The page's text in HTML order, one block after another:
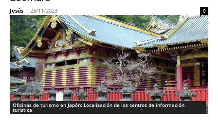
Jesús - 23/11/2023 0
Oficinas de turismo en Japón: Localización de los centros de información
turística